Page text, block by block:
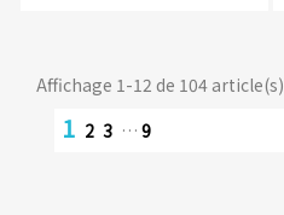
Affichage 1-12 de 104 article(s)
1 2 3 … 9